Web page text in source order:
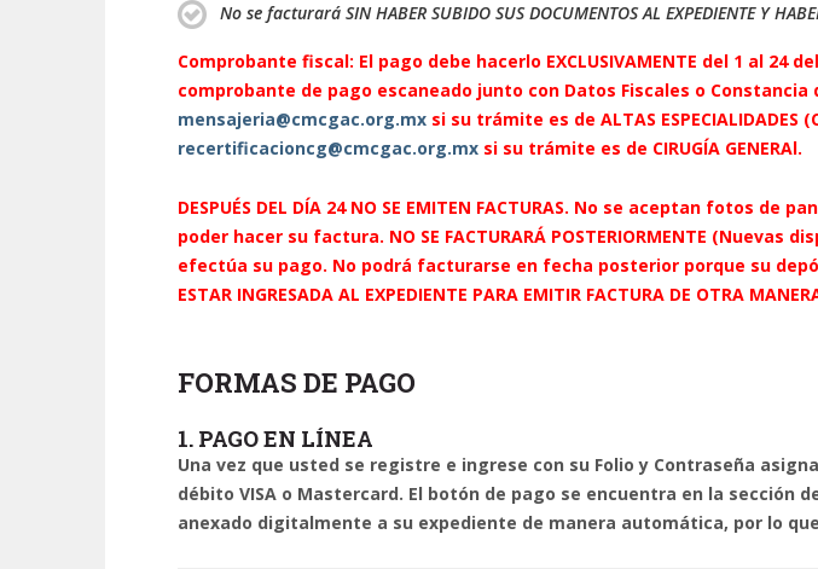
No se facturará SIN HABER SUBIDO SUS DOCUMENTOS AL EXPEDIENTE Y
Comprobante fiscal: El pago debe hacerlo EXCLUSIVAMENTE del 1 al
comprobante de pago escaneado junto con Datos Fiscales o
mensajeria@cmcgac.org.mx si su trámite es de ALTAS ESPECIALIDADES
recertificacioncg@cmcgac.org.mx si su trámite es de CIRUGÍA GENERAl.
DESPUÉS DEL DÍA 24 NO SE EMITEN FACTURAS. No se aceptan fotos de
poder hacer su factura. NO SE FACTURARÁ POSTERIORMENTE
efectúa su pago. No podrá facturarse en fecha posterior porque su
ESTAR INGRESADA AL EXPEDIENTE PARA EMITIR FACTURA DE OTRA
FORMAS DE PAGO
1. PAGO EN LÍNEA
Una vez que usted se registre e ingrese con su Folio y Contraseña
débito VISA o Mastercard. El botón de pago se encuentra en la sección
anexado digitalmente a su expediente de manera automática, por lo